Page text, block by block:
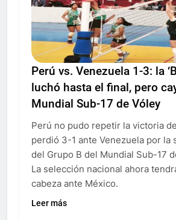
Perú vs. Venezuela 1-3: la
luchó hasta el final, pero
Mundial Sub-17 de Vóley
Perú no pudo repetir la victoria
perdió 3-1 ante Venezuela por la
del Grupo B del Mundial Sub-17
La selección nacional ahora
cabeza ante México.
Leer más